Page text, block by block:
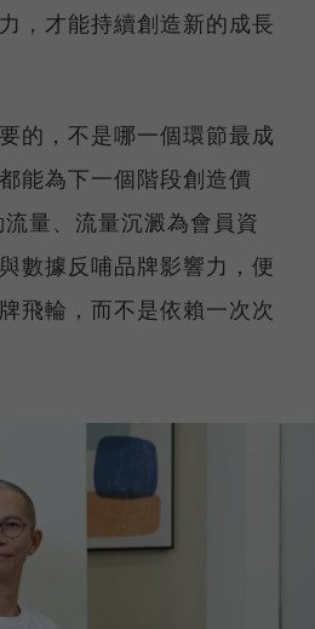
，才能持續創造新的成長
的，不是哪一個環節最成
能為下一個階段創造價
量、流量沉澱為會員資
數據反哺品牌影響力，便
飛輪，而不是依賴一次次